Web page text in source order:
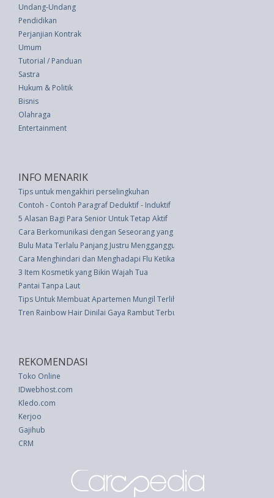
Undang-Undang
Pendidikan
Perjanjian Kontrak
Umum
Tutorial / Panduan
Sastra
Hukum & Politik
Bisnis
Olahraga
Entertainment
INFO MENARIK
Tips untuk mengakhiri perselingkuhan
Contoh - Contoh Paragraf Deduktif - Induktif
5 Alasan Bagi Para Senior Untuk Tetap Aktif
Cara Berkomunikasi dengan Seseorang yang Menderita Demensia
Bulu Mata Terlalu Panjang Justru Mengganggu Kesehatan Mata
Cara Menghindari dan Menghadapi Flu Ketika Hamil
3 Item Kosmetik yang Bikin Wajah Tua
Pantai Tanpa Laut
Tips Untuk Membuat Apartemen Mungil Terlihat luas
Tren Rainbow Hair Dinilai Gaya Rambut Terburuk dan Tak Alami
REKOMENDASI
Toko Online
IDwebhost.com
Kledo.com
Kerjoo
Gajihub
CRM